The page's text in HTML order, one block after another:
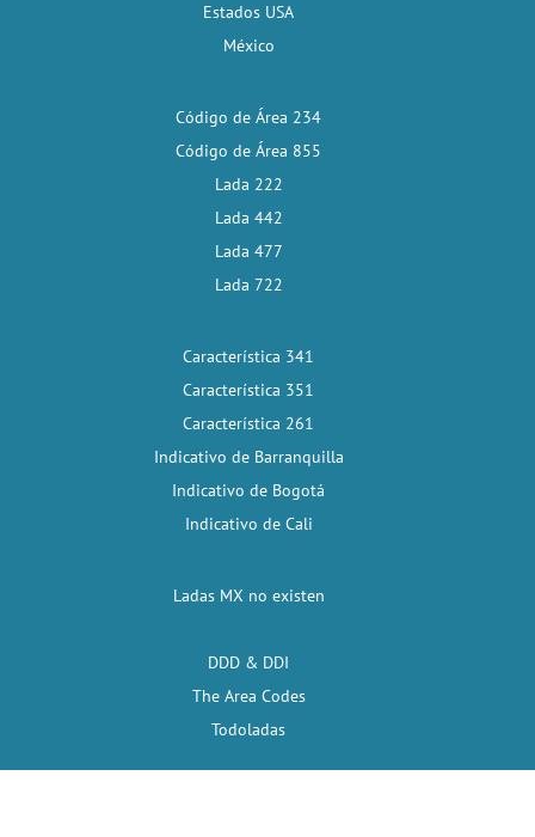
Estados USA
México
Código de Área 234
Código de Área 855
Lada 222
Lada 442
Lada 477
Lada 722
Característica 341
Característica 351
Característica 261
Indicativo de Barranquilla
Indicativo de Bogotá
Indicativo de Cali
Ladas MX no existen
DDD & DDI
The Area Codes
Todoladas